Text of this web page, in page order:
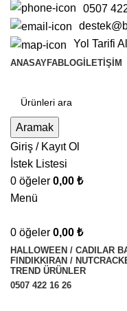
0507
Yol Tarifi
ANASAYFABLOGİLETIŞIM
Aramak
Giriş / Kayıt Ol
İstek Listesi
0 öğeler 0,00 ₺
Menü
0 öğeler 0,00 ₺
HALLOWEEN / CADILAR
FINDIKKIRAN /
TREND ÜRÜNLER
0507 422 16 26